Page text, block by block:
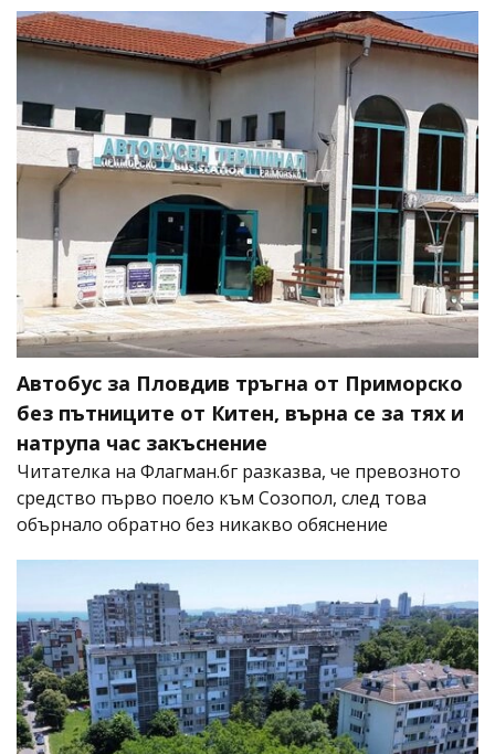
Автобус за Пловдив тръгна от Приморско
без пътниците от Китен, върна се за тях и
натрупа час закъснение
Читателка на Флагман.бг разказва, че превозното
средство първо поело към Созопол, след това
обърнало обратно без никакво обяснение